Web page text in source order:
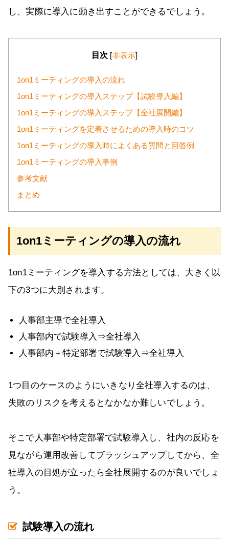
し、実際に導入に動き出すことができるでしょう。
目次 [非表示]
1on1ミーティングの導入の流れ
1on1ミーティングの導入ステップ【試験導入編】
1on1ミーティングの導入ステップ【全社展開編】
1on1ミーティングを定着させるための導入時のコツ
1on1ミーティングの導入時によくある質問と回答例
1on1ミーティングの導入事例
参考文献
まとめ
1on1ミーティングの導入の流れ
1on1ミーティングを導入する方法としては、大きく以
下の3つに大別されます。
人事部主導で全社導入
人事部内で試験導入⇒全社導入
人事部内＋特定部署で試験導入⇒全社導入
1つ目のケースのようにいきなり全社導入するのは、
失敗のリスクを考えるとなかなか難しいでしょう。
そこで人事部や特定部署で試験導入し、社内の反応を
見ながら運用改善してブラッシュアップしてから、全
社導入の目処が立ったら全社展開するのが良いでしょ
う。
試験導入の流れ